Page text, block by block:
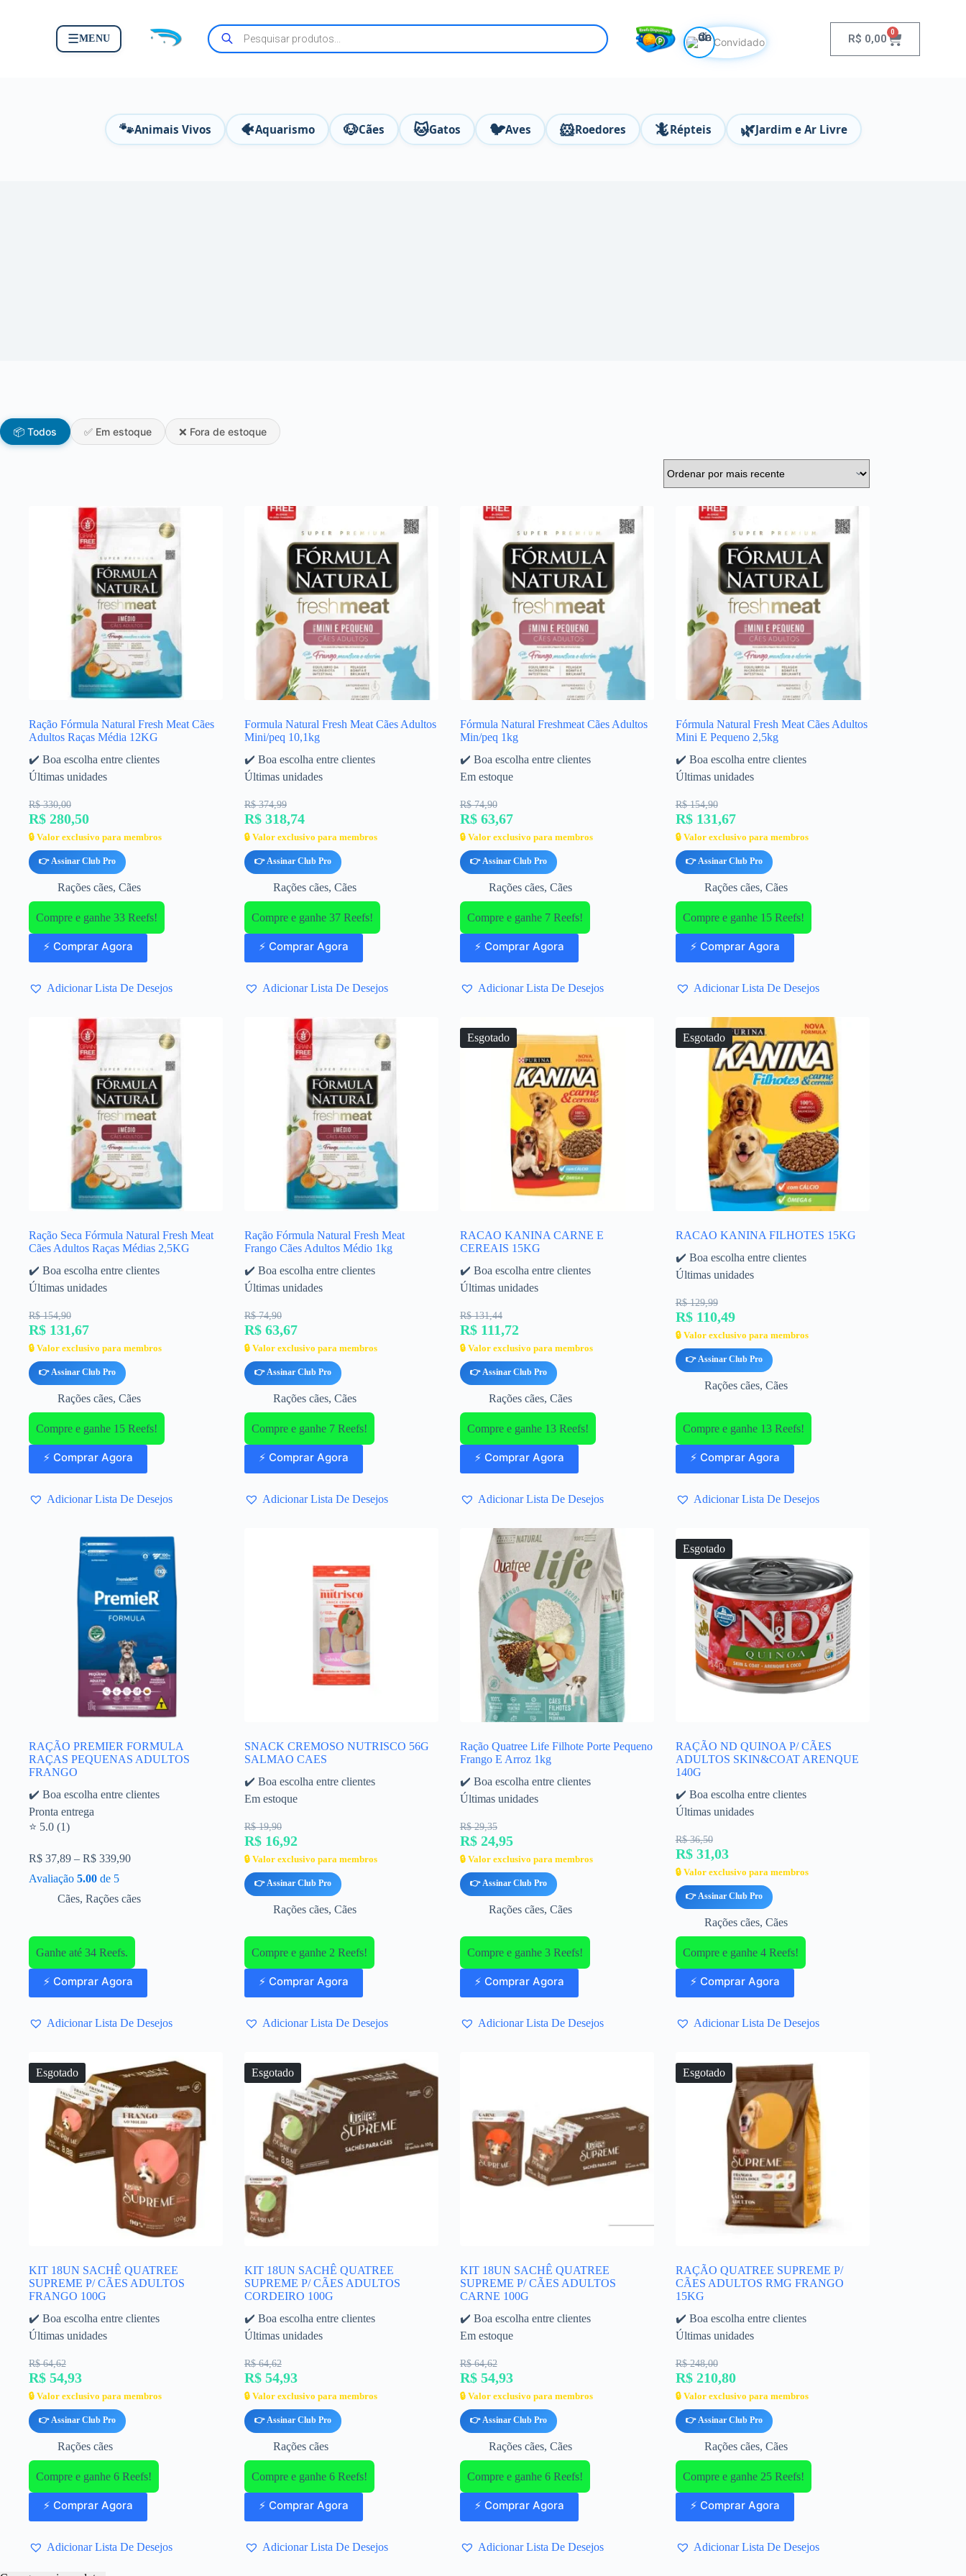
☰MENU Convidado R$ 0,00
0
🐾Animais Vivos 🐠Aquarismo 🐶Cães 🐱Gatos 🐦Aves 🐹Roedores 🦎Répteis 🌿Jardim e Ar Livre
📦 Todos ✅ Em estoque ❌ Fora de estoque
Ração Fórmula Natural Fresh Meat Cães
Adultos Raças Média 12KG
✔️ Boa escolha entre clientes
Últimas unidades
R$ 330,00
R$ 280,50
🔒 Valor exclusivo para membros
👉 Assinar Club Pro
Rações cães, Cães
Compre e ganhe 33 Reefs!
⚡ Comprar Agora
Adicionar Lista De Desejos
Formula Natural Fresh Meat Cães Adultos
Mini/peq 10,1kg
✔️ Boa escolha entre clientes
Últimas unidades
R$ 374,99
R$ 318,74
🔒 Valor exclusivo para membros
👉 Assinar Club Pro
Rações cães, Cães
Compre e ganhe 37 Reefs!
⚡ Comprar Agora
Adicionar Lista De Desejos
Fórmula Natural Freshmeat Cães Adultos
Min/peq 1kg
✔️ Boa escolha entre clientes
Em estoque
R$ 74,90
R$ 63,67
🔒 Valor exclusivo para membros
👉 Assinar Club Pro
Rações cães, Cães
Compre e ganhe 7 Reefs!
⚡ Comprar Agora
Adicionar Lista De Desejos
Fórmula Natural Fresh Meat Cães Adultos
Mini E Pequeno 2,5kg
✔️ Boa escolha entre clientes
Últimas unidades
R$ 154,90
R$ 131,67
🔒 Valor exclusivo para membros
👉 Assinar Club Pro
Rações cães, Cães
Compre e ganhe 15 Reefs!
⚡ Comprar Agora
Adicionar Lista De Desejos
Ração Seca Fórmula Natural Fresh Meat
Cães Adultos Raças Médias 2,5KG
✔️ Boa escolha entre clientes
Últimas unidades
R$ 154,90
R$ 131,67
🔒 Valor exclusivo para membros
👉 Assinar Club Pro
Rações cães, Cães
Compre e ganhe 15 Reefs!
⚡ Comprar Agora
Adicionar Lista De Desejos
Ração Fórmula Natural Fresh Meat
Frango Cães Adultos Médio 1kg
✔️ Boa escolha entre clientes
Últimas unidades
R$ 74,90
R$ 63,67
🔒 Valor exclusivo para membros
👉 Assinar Club Pro
Rações cães, Cães
Compre e ganhe 7 Reefs!
⚡ Comprar Agora
Adicionar Lista De Desejos
Esgotado
RACAO KANINA CARNE E
CEREAIS 15KG
✔️ Boa escolha entre clientes
Últimas unidades
R$ 131,44
R$ 111,72
🔒 Valor exclusivo para membros
👉 Assinar Club Pro
Rações cães, Cães
Compre e ganhe 13 Reefs!
⚡ Comprar Agora
Adicionar Lista De Desejos
Esgotado
RACAO KANINA FILHOTES 15KG
✔️ Boa escolha entre clientes
Últimas unidades
R$ 129,99
R$ 110,49
🔒 Valor exclusivo para membros
👉 Assinar Club Pro
Rações cães, Cães
Compre e ganhe 13 Reefs!
⚡ Comprar Agora
Adicionar Lista De Desejos
RAÇÃO PREMIER FORMULA
RAÇAS PEQUENAS ADULTOS
FRANGO
✔️ Boa escolha entre clientes
Pronta entrega
⭐ 5.0 (1)
R$ 37,89 – R$ 339,90
Avaliação 5.00 de 5
Cães, Rações cães
Ganhe até 34 Reefs.
⚡ Comprar Agora
Adicionar Lista De Desejos
SNACK CREMOSO NUTRISCO 56G
SALMAO CAES
✔️ Boa escolha entre clientes
Em estoque
R$ 19,90
R$ 16,92
🔒 Valor exclusivo para membros
👉 Assinar Club Pro
Rações cães, Cães
Compre e ganhe 2 Reefs!
⚡ Comprar Agora
Adicionar Lista De Desejos
Ração Quatree Life Filhote Porte Pequeno
Frango E Arroz 1kg
✔️ Boa escolha entre clientes
Últimas unidades
R$ 29,35
R$ 24,95
🔒 Valor exclusivo para membros
👉 Assinar Club Pro
Rações cães, Cães
Compre e ganhe 3 Reefs!
⚡ Comprar Agora
Adicionar Lista De Desejos
Esgotado
RAÇÃO ND QUINOA P/ CÃES
ADULTOS SKIN&COAT ARENQUE
140G
✔️ Boa escolha entre clientes
Últimas unidades
R$ 36,50
R$ 31,03
🔒 Valor exclusivo para membros
👉 Assinar Club Pro
Rações cães, Cães
Compre e ganhe 4 Reefs!
⚡ Comprar Agora
Adicionar Lista De Desejos
Esgotado
KIT 18UN SACHÊ QUATREE
SUPREME P/ CÃES ADULTOS
FRANGO 100G
✔️ Boa escolha entre clientes
Últimas unidades
R$ 64,62
R$ 54,93
🔒 Valor exclusivo para membros
👉 Assinar Club Pro
Rações cães
Compre e ganhe 6 Reefs!
⚡ Comprar Agora
Adicionar Lista De Desejos
Esgotado
KIT 18UN SACHÊ QUATREE
SUPREME P/ CÃES ADULTOS
CORDEIRO 100G
✔️ Boa escolha entre clientes
Últimas unidades
R$ 64,62
R$ 54,93
🔒 Valor exclusivo para membros
👉 Assinar Club Pro
Rações cães
Compre e ganhe 6 Reefs!
⚡ Comprar Agora
Adicionar Lista De Desejos
KIT 18UN SACHÊ QUATREE
SUPREME P/ CÃES ADULTOS
CARNE 100G
✔️ Boa escolha entre clientes
Em estoque
R$ 64,62
R$ 54,93
🔒 Valor exclusivo para membros
👉 Assinar Club Pro
Rações cães, Cães
Compre e ganhe 6 Reefs!
⚡ Comprar Agora
Adicionar Lista De Desejos
Esgotado
RAÇÃO QUATREE SUPREME P/
CÃES ADULTOS RMG FRANGO
15KG
✔️ Boa escolha entre clientes
Últimas unidades
R$ 248,00
R$ 210,80
🔒 Valor exclusivo para membros
👉 Assinar Club Pro
Rações cães, Cães
Compre e ganhe 25 Reefs!
⚡ Comprar Agora
Adicionar Lista De Desejos